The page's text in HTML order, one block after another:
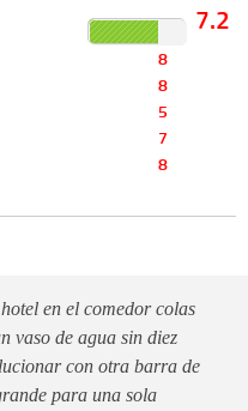
7.2
8
8
5
7
8
en el comedor colas
vaso de agua sin diez
con otra barra de
para una sola